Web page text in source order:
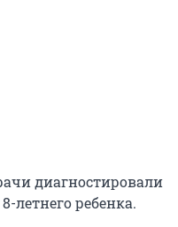
диагностировали
8-летнегоребенка.